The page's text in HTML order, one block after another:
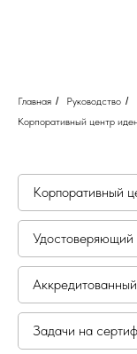
Главная / Руководство /
Корпоративный центр
Корпоративный
Задачи на